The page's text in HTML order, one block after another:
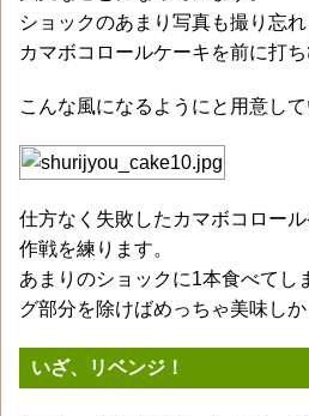
ショックのあまり写真も撮り忘れ
カマボコロールケーキを前に打ち
こんな風になるようにと用意して
仕方なく失敗したカマボコロー
作戦を練ります。
あまりのショックに1本食べてし
グ部分を除けばめっちゃ美味しか
いざ、リベンジ！